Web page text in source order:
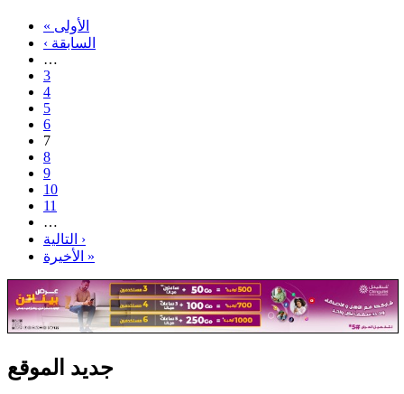
« الأولى
‹ السابقة
…
3
4
5
6
7
8
9
10
11
…
التالية ›
الأخيرة »
جديد الموقع